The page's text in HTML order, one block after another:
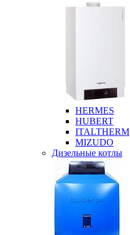
HERMES
HUBERT
ITALTHERM
MIZUDO
Дизельные котлы